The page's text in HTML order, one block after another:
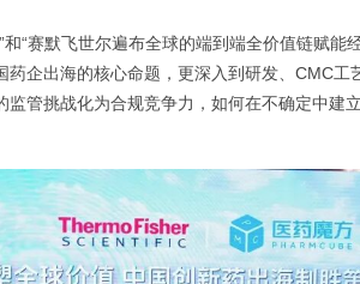
“赛默飞世尔遍布全球的端到端全价值链赋能
企出海的核心命题，更深入到研发、CMC工
管挑战化为合规竞争力，如何在不确定中建